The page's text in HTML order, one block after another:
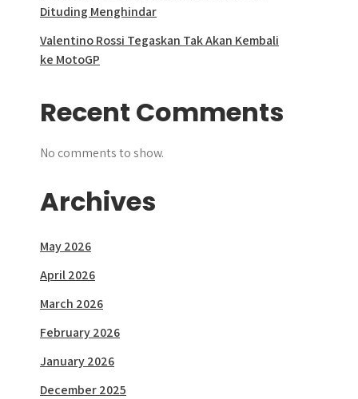
Dituding Menghindar
Valentino Rossi Tegaskan Tak Akan Kembali
ke MotoGP
Recent Comments
No comments to show.
Archives
May 2026
April 2026
March 2026
February 2026
January 2026
December 2025